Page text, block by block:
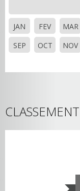
JAN FEV MAR
SEP
OCT NOV
CLASSEMENT